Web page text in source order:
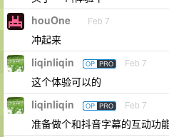
houOne Feb 7
冲起来
liqinliqin OP PRO Feb 7
这个体验可以的
liqinliqin OP PRO Feb 7
准备做个和抖音字幕的互动功